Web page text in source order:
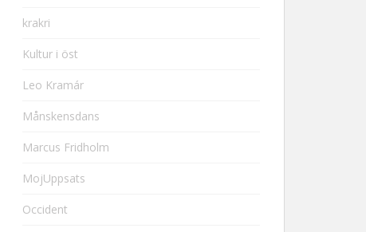
krakri
Kultur i öst
Leo Kramár
Månskensdans
Marcus Fridholm
MojUppsats
Occident